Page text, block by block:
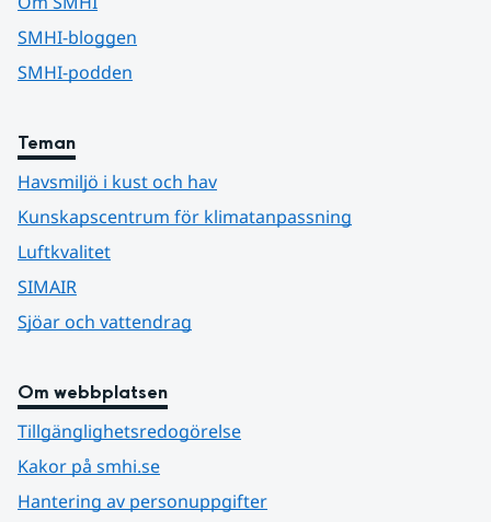
SMHI-bloggen
SMHI-podden
Teman
Havsmiljö i kust och hav
Kunskapscentrum för klimatanpassning
Luftkvalitet
SIMAIR
Sjöar och vattendrag
Om webbplatsen
Tillgänglighetsredogörelse
Kakor på smhi.se
Hantering av personuppgifter